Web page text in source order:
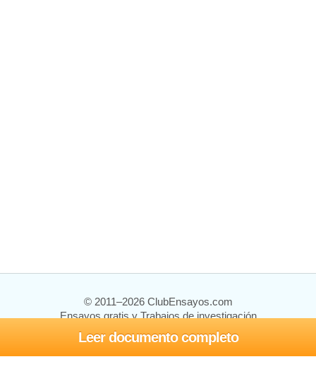
Leer documento completo
© 2011–2026 ClubEnsayos.com
Ensayos gratis y Trabajos de investigación